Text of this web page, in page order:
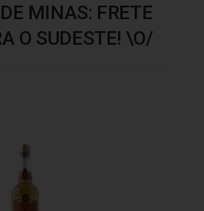
MINAS: FRETE
O SUDESTE! \O/